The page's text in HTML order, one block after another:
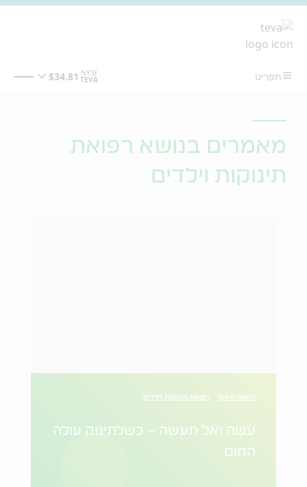
מאמרים בנושא רפואת
תינוקות וילדים
תחומי טיפול רפואת תינוקות וילדים
עשה ואל תעשה – כשלתינוק עולה
החום